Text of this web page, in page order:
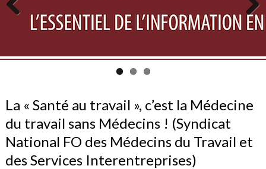
Previous Next
La « Santé au travail », c’est la Médecine
du travail sans Médecins ! (Syndicat
National FO des Médecins du Travail et
des Services Interentreprises)